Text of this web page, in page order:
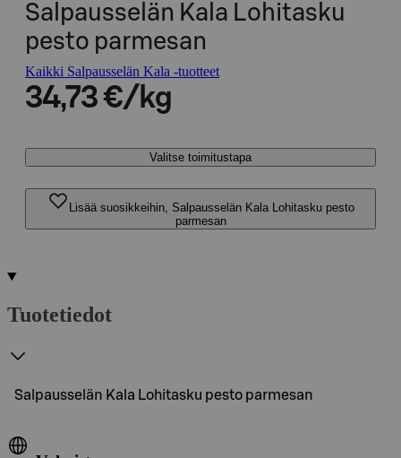
Salpausselän Kala Lohitasku
pesto parmesan
Kaikki Salpausselän Kala -tuotteet
34,73 €/kg
Valitse toimitustapa
Lisää suosikkeihin, Salpausselän Kala Lohitasku pesto
parmesan
Tuotetiedot
Salpausselän Kala Lohitasku pesto parmesan